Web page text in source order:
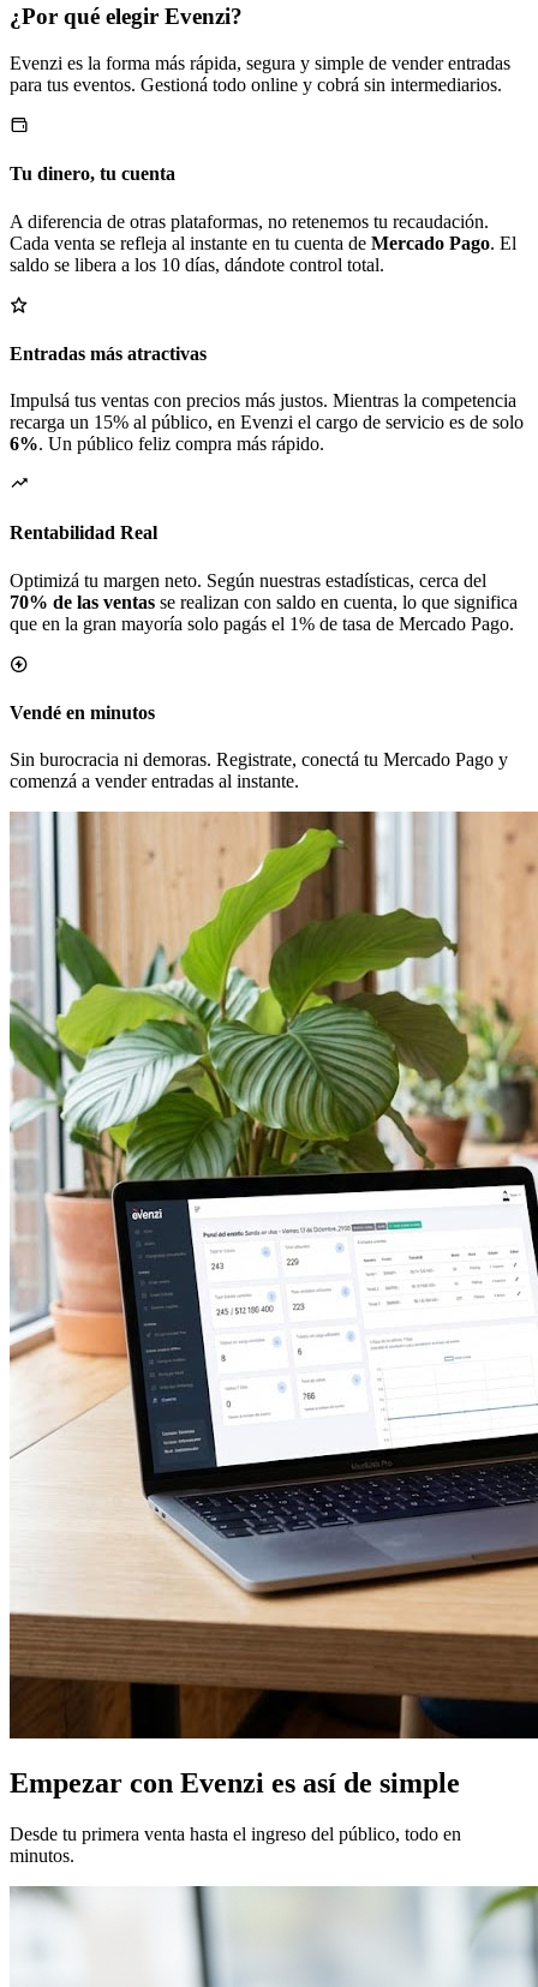
¿Por qué elegir Evenzi?
Evenzi es la forma más rápida, segura y simple de vender entradas
para tus eventos. Gestioná todo online y cobrá sin intermediarios.
Tu dinero, tu cuenta
A diferencia de otras plataformas, no retenemos tu recaudación.
Cada venta se refleja al instante en tu cuenta de Mercado Pago. El
saldo se libera a los 10 días, dándote control total.
Entradas más atractivas
Impulsá tus ventas con precios más justos. Mientras la competencia
recarga un 15% al público, en Evenzi el cargo de servicio es de solo
6%. Un público feliz compra más rápido.
Rentabilidad Real
Optimizá tu margen neto. Según nuestras estadísticas, cerca del
70% de las ventas se realizan con saldo en cuenta, lo que significa
que en la gran mayoría solo pagás el 1% de tasa de Mercado Pago.
Vendé en minutos
Sin burocracia ni demoras. Registrate, conectá tu Mercado Pago y
comenzá a vender entradas al instante.
Empezar con Evenzi es así de simple
Desde tu primera venta hasta el ingreso del público, todo en
minutos.